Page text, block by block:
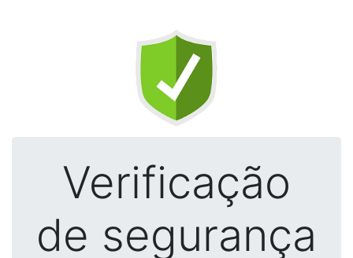
Verificação
de segurança